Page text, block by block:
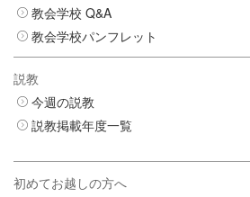
教会学校 Q&A
教会学校パンフレット
説教
今週の説教
説教掲載年度一覧
初めてお越しの方へ